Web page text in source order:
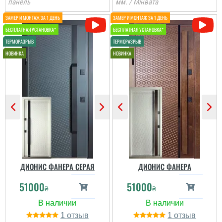
постійно був на зв'язку.
...
Ігор
Дуже довго шукали
двері, щоб влізти по ціні
та якості, дуже
задоволені дверима,
вдячні організації за
якісні послуги....
читати всі відгуки
панель
мм. / Мінвата
ДИОНИС ФАНЕРА СЕРАЯ
51000₴
1
ДИОНИС ФАНЕРА
51000₴
1